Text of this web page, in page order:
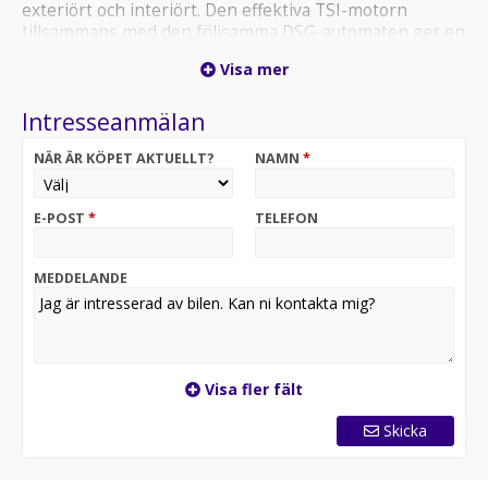
exteriört och interiört. Den effektiva TSI-motorn
tillsammans med den följsamma DSG-automaten ger en
kör i stadstrafik eller på landsväg.
På Atteviks Begagnatcenter i Jönköping, beläget på
bilaffär med öppettider som passar din vardag. Vi har
öppet måndag till fredag 9-18 och lördag 10-14. För
kontakta ansvarig säljare Alexander Fäldt på 036-34 88
Hos oss får du flexibel finansiering via Volkswagen
trygghetsgaranti på 6 till 36 månader, som gäller tills
bilen når det första av 10 års ålder eller 20 000 mil.
Kostnaden för garantin startar på 3 495 kronor för 6
Visa mer
Intresseanmälan
NÄR ÄR KÖPET AKTUELLT? NAMN *
E-POST * TELEFON
MEDDELANDE
Visa fler fält
Skicka